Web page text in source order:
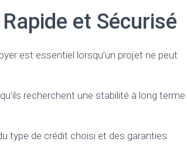
et Sécurisé
est essentiel lorsqu’un projet ne peut
recherchent une stabilité à long terme
type de crédit choisi et des garanties